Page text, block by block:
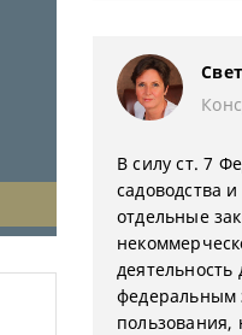
В силу ст. 7
садоводства
отдельные
федеральным
пользования,